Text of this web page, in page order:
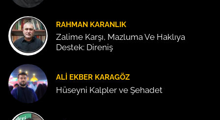
RAHMAN KARANLIK
Zalime Karşı, Mazluma Ve Haklıya
Destek: Direniş
ALI EKBER KARAGÖZ
Hüseyni Kalpler ve Şehadet